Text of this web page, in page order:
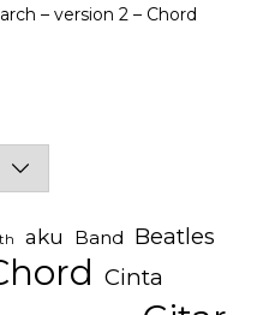
– version 2 – Chord
aku Band Beatles
Cinta